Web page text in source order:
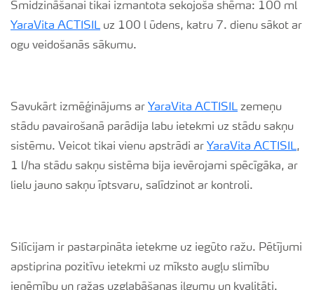
Smidzināšanai tikai izmantota sekojoša shēma: 100 ml
YaraVita ACTISIL uz 100 l ūdens, katru 7. dienu sākot ar
ogu veidošanās sākumu.
Savukārt izmēģinājums ar YaraVita ACTISIL zemeņu
stādu pavairošanā parādija labu ietekmi uz stādu sakņu
sistēmu. Veicot tikai vienu apstrādi ar YaraVita ACTISIL,
1 l/ha stādu sakņu sistēma bija ievērojami spēcīgāka, ar
lielu jauno sakņu īptsvaru, salīdzinot ar kontroli.
Silīcijam ir pastarpināta ietekme uz iegūto ražu. Pētījumi
apstiprina pozitīvu ietekmi uz mīksto augļu slimību
ieņēmību un ražas uzglabāšanas ilgumu un kvalitāti.